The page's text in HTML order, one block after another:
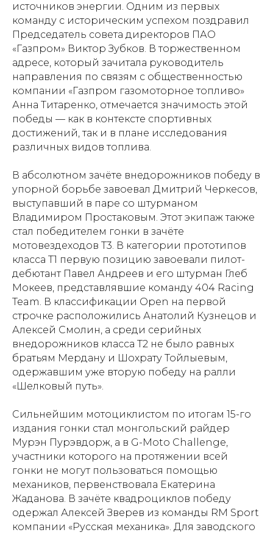
источников энергии. Одним из первых
команду с историческим успехом поздравил
Председатель совета директоров ПАО
«Газпром» Виктор Зубков. В торжественном
адресе, который зачитала руководитель
направления по связям с общественностью
компании «Газпром газомоторное топливо»
Анна Титаренко, отмечается значимость этой
победы — как в контексте спортивных
достижений, так и в плане исследования
различных видов топлива.
В абсолютном зачёте внедорожников победу в
упорной борьбе завоевал Дмитрий Черкесов,
выступавший в паре со штурманом
Владимиром Простаковым. Этот экипаж также
стал победителем гонки в зачёте
мотовездеходов Т3. В категории прототипов
класса Т1 первую позицию завоевали пилот-
дебютант Павел Андреев и его штурман Глеб
Мокеев, представлявшие команду 404 Racing
Team. В классификации Open на первой
строчке расположились Анатолий Кузнецов и
Алексей Смолин, а среди серийных
внедорожников класса Т2 не было равных
братьям Мердану и Шохрату Тойлыевым,
одержавшим уже вторую победу на ралли
«Шелковый путь».
Сильнейшим мотоциклистом по итогам 15-го
издания гонки стал монгольский райдер
Мурэн Пурэвдорж, а в G-Moto Challenge,
участники которого на протяжении всей
гонки не могут пользоваться помощью
механиков, первенствовала Екатерина
Жаданова. В зачёте квадроциклов победу
одержал Алексей Зверев из команды RM Sport
компании «Русская механика». Для заводского
Свидетельство о
регистрации СМИ ЭЛ №
ФС77-84346 от 08.12.2022